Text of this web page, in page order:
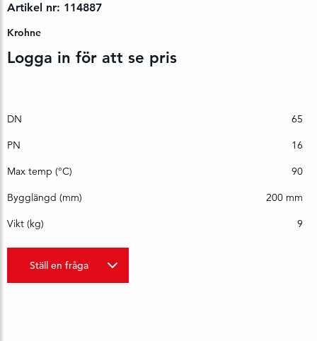
Artikel nr: 114887
Krohne
Logga in för att se pris
DN 65
PN 16
Max temp (°C) 90
Bygglängd (mm) 200 mm
Vikt (kg) 9
Ställ en fråga